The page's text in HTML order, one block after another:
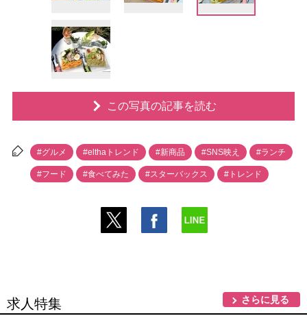
この写真の記事を読む
#グルメ #elthaトレンド #新商品 #SNS映え #ランチ
#フード #食べてみた #スターバックス #トレンド
求人特集 さらに見る